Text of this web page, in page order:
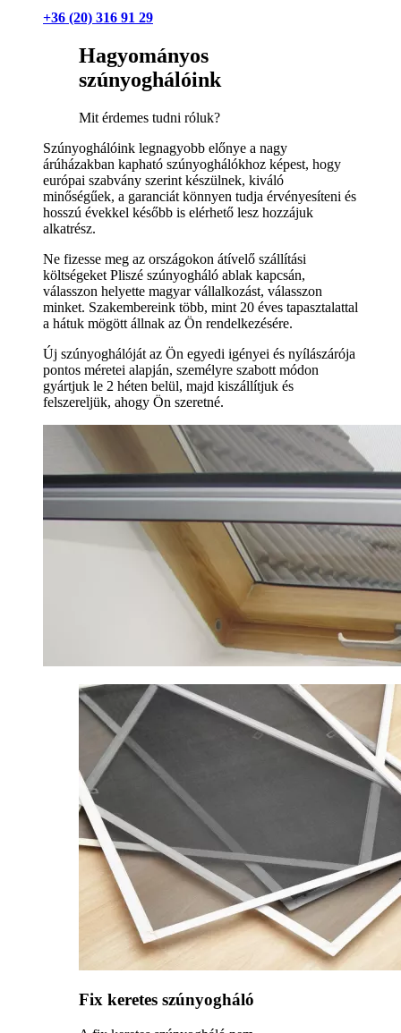
+36 (20) 316 91 29
Hagyományos
szúnyoghálóink
Mit érdemes tudni róluk?
Szúnyoghálóink legnagyobb előnye a nagy
árúházakban kapható szúnyoghálókhoz képest, hogy
európai szabvány szerint készülnek, kiváló
minőségűek, a garanciát könnyen tudja érvényesíteni és
hosszú évekkel később is elérhető lesz hozzájuk
alkatrész.
Ne fizesse meg az országokon átívelő szállítási
költségeket Pliszé szúnyogháló ablak kapcsán,
válasszon helyette magyar vállalkozást, válasszon
minket. Szakembereink több, mint 20 éves tapasztalattal
a hátuk mögött állnak az Ön rendelkezésére.
Új szúnyoghálóját az Ön egyedi igényei és nyílászárója
pontos méretei alapján, személyre szabott módon
gyártjuk le 2 héten belül, majd kiszállítjuk és
felszereljük, ahogy Ön szeretné.
Fix keretes szúnyogháló